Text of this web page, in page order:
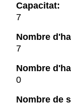
Capacitat:
7
Nombre
7
Nombre
0
Nombre de